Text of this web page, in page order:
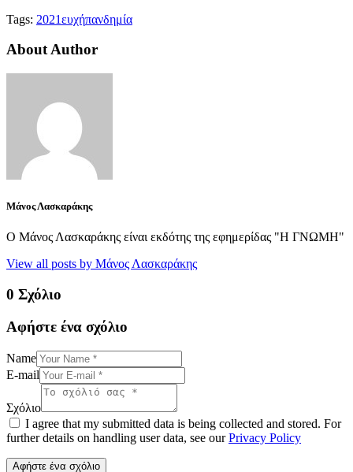
Tags: 2021ευχήπανδημία
About Author
Μάνος Λασκαράκης
Ο Μάνος Λασκαράκης είναι εκδότης της εφημερίδας "Η ΓΝΩΜΗ"
View all posts by Μάνος Λασκαράκης
0 Σχόλιο
Αφήστε ένα σχόλιο
Name
E-mail
Σχόλιο
I agree that my submitted data is being collected and stored. For
further details on handling user data, see ourPrivacy Policy